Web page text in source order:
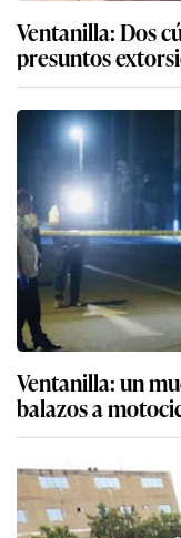
Ventanilla: Dos
presuntos
Ventanilla: un
balazos a